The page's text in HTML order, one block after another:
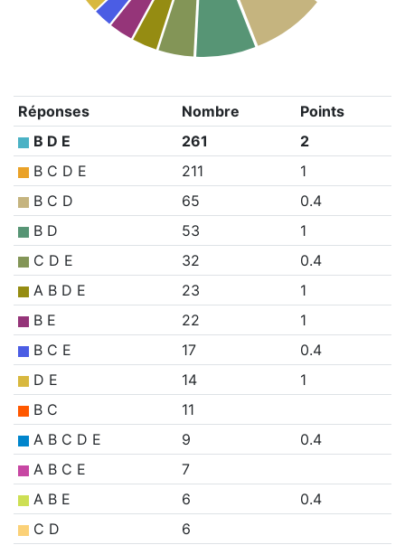
Réponses Nombre
Points
B D E
261
2
B C D E
211
1
B C D
65
0.4
B D
53
1
C D E
32
0.4
A B D E
23
1
B E
22
1
B C E
17
0.4
D E
14
1
B C
11
A B C D E
9
0.4
A B C E
7
A B E
6
0.4
C D
6